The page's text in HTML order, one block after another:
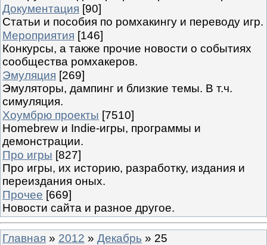
Документация [90]
Статьи и пособия по ромхакингу и переводу игр.
Мероприятия [146]
Конкурсы, а также прочие новости о событиях
сообщества ромхакеров.
Эмуляция [269]
Эмуляторы, дампинг и близкие темы. В т.ч.
симуляция.
Хоумбрю проекты [7510]
Homebrew и Indie-игры, программы и
демонстрации.
Про игры [827]
Про игры, их историю, разработку, издания и
переиздания оных.
Прочее [669]
Новости сайта и разное другое.
Главная » 2012 » Декабрь » 25